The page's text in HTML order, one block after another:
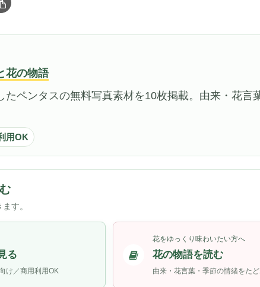
花の物語
たペンタスの無料写真素材を10枚掲載。由来・花言
用OK
す。
る
け／商用利用OK
花をゆっくり味わいたい方へ
花の物語を読む
由来・花言葉・季節の情緒をた